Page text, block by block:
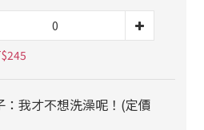
：我才不想洗澡呢！(定價